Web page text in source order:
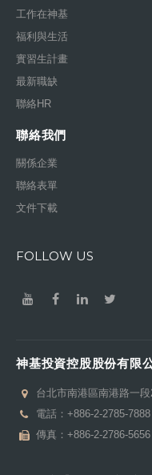
工作在神基
福利與生活
實習生計畫
最新職缺
聯絡HR
聯絡我們
關係企業
聯絡表單
文件下載
FOLLOW US
神基投資控股股份有限
台北市南港區南港路一
電話： +886-2-2785-7888
傳真：+886-2-2786-5656